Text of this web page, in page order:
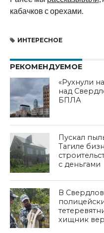
кабачков с орехами.
ИНТЕРЕСНОЕ
РЕКОМЕНДУЕМОЕ
«Рухнули
над
БПЛА
Пускал
Тагиле
с деньгами
В
хищник